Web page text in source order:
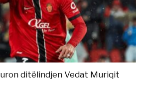
uron ditëlindjen Vedat Muriqit